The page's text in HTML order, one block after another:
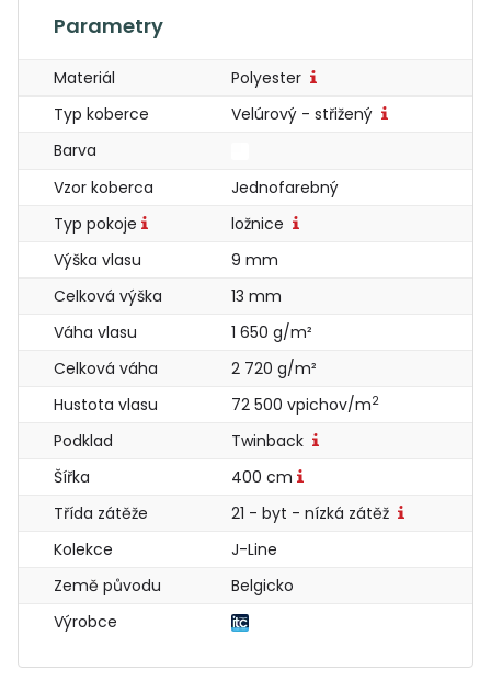
Parametry
Materiál
Polyester
Typ koberce
Velúrový - střižený
Barva
Vzor koberca
Jednofarebný
Typ pokoje
ložnice
Výška vlasu
9 mm
Celková výška
13 mm
Váha vlasu
1 650 g/m²
Celková váha
2 720 g/m²
Hustota vlasu
72 500 vpichov/m2
Podklad
Twinback
Šířka
400 cm
Třída zátěže
21 - byt - nízká zátěž
Kolekce
J-Line
Země původu
Belgicko
Výrobce